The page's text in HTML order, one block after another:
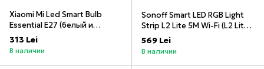
Xiaomi Mi Led Smart Bulb
Essential E27 (белый и
цветной)
313 Lei
В наличии
Sonoff Smart LED RGB Light
Strip L2 Lite 5M Wi-Fi (L2 Lite-
5M-EU)
569 Lei
В наличии